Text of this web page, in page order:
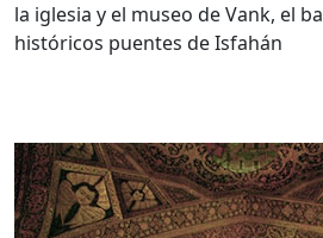
la iglesia y el museo de Vank, el
históricos puentes de Isfahán